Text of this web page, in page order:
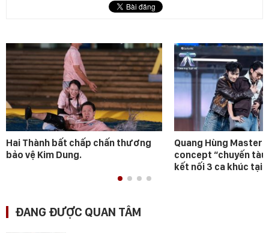
Hai Thành bất chấp chấn thương
bảo vệ Kim Dung.
Quang Hùng
concept “chuyến tàu
kết nối 3 ca khúc tại
ĐANG ĐƯỢC QUAN TÂM